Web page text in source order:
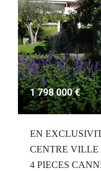
1 798 000 €
EN
CENTRE VILLE
4 PIECES